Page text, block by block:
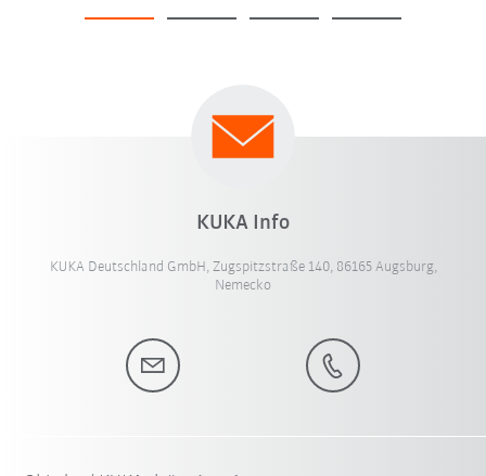
KUKA Info
KUKA Deutschland GmbH, Zugspitzstraße 140, 86165 Augsburg,
Nemecko